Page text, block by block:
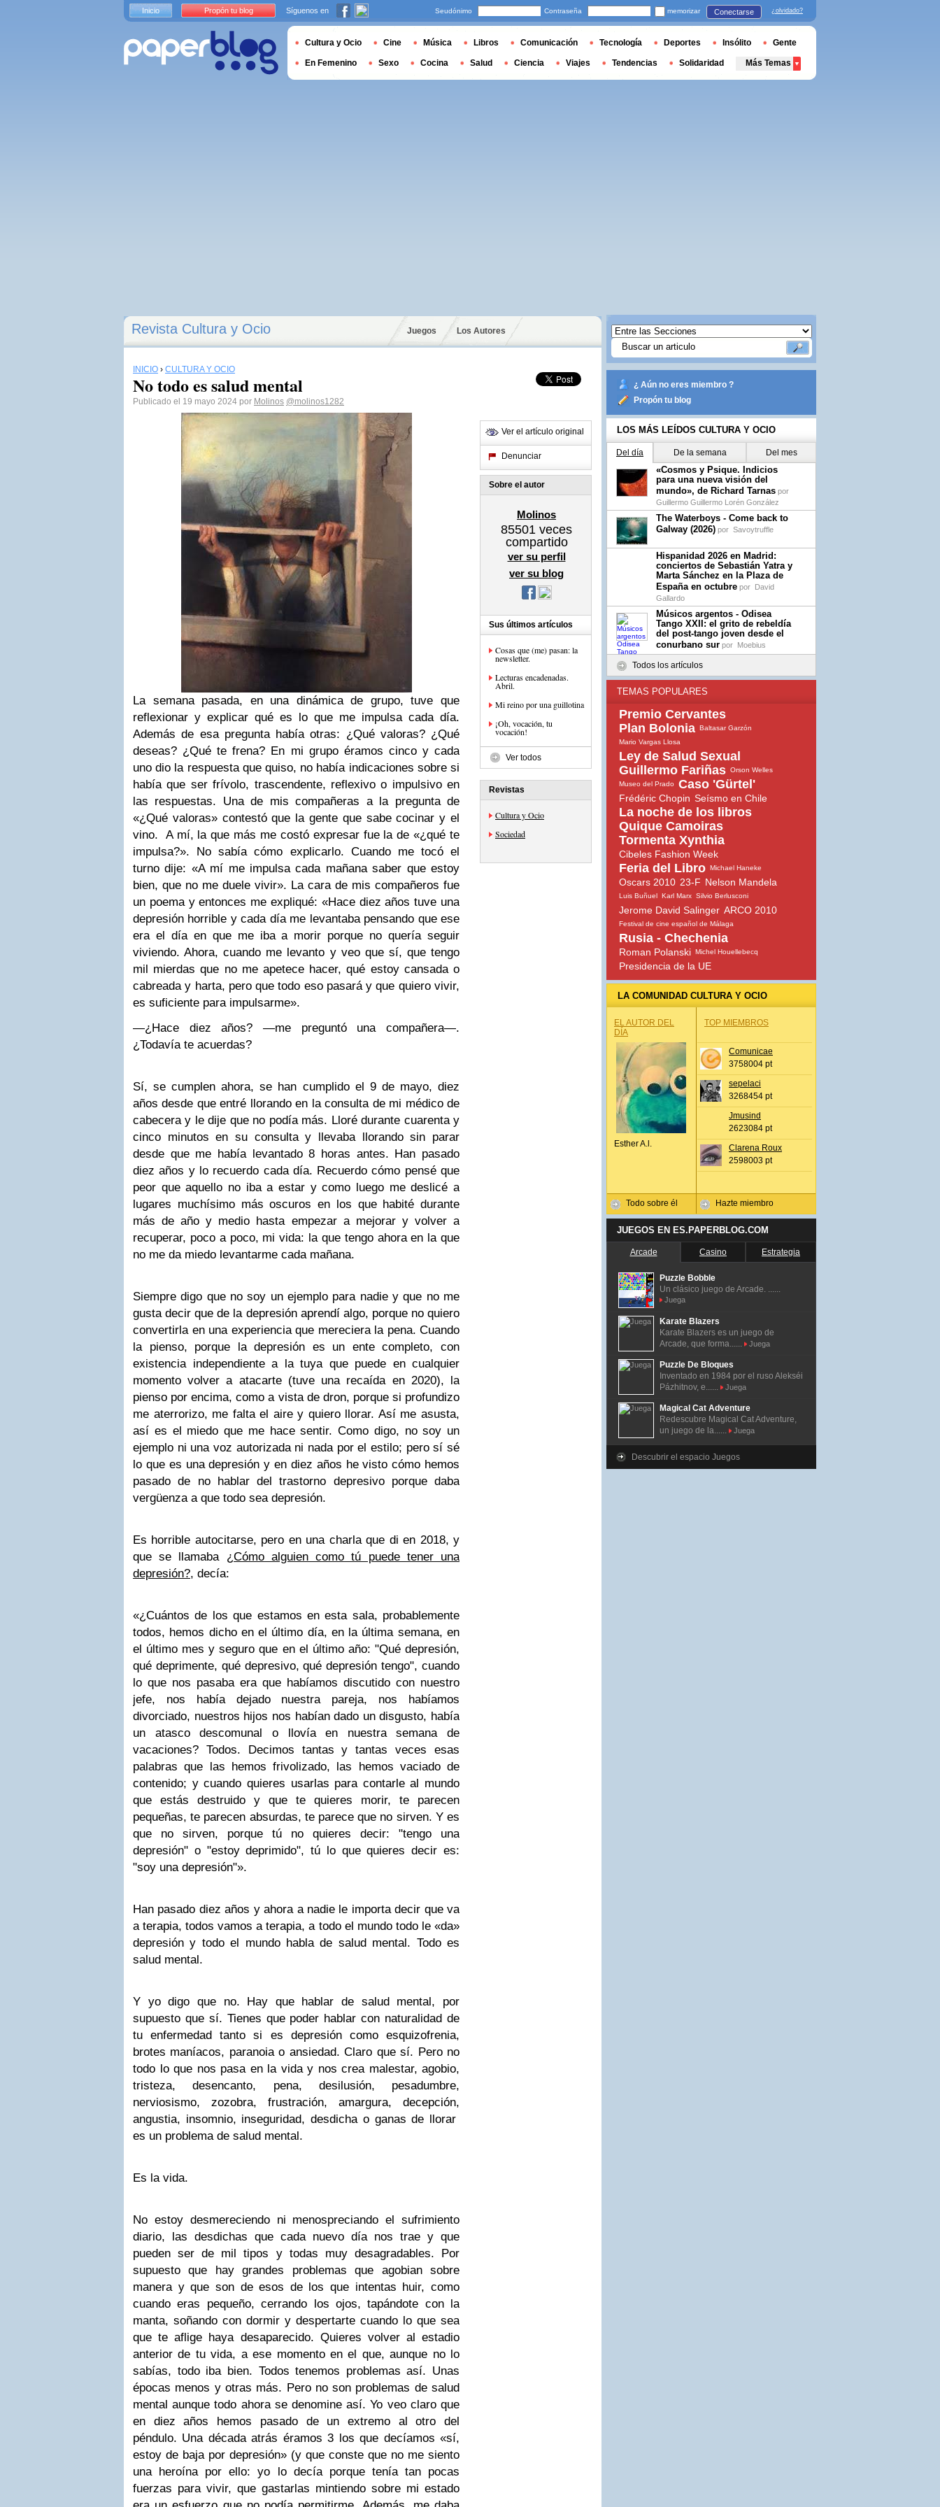
Revista Cultura y Ocio Juegos Los Autores
INICIO › CULTURA Y OCIO
No todo es salud mental
Publicado el 19 mayo 2024 por Molinos @molinos1282
La semana pasada, en una dinámica de grupo, tuve que
reflexionar y explicar qué es lo que me impulsa cada día.
Además de esa pregunta había otras: ¿Qué valoras? ¿Qué
deseas? ¿Qué te frena? En mi grupo éramos cinco y cada
uno dio la respuesta que quiso, no había indicaciones sobre si
había que ser frívolo, trascendente, reflexivo o impulsivo en
las respuestas. Una de mis compañeras a la pregunta de
«¿Qué valoras» contestó que la gente que sabe cocinar y el
vino. A mí, la que más me costó expresar fue la de «¿qué te
impulsa?». No sabía cómo explicarlo. Cuando me tocó el
turno dije: «A mí me impulsa cada mañana saber que estoy
bien, que no me duele vivir». La cara de mis compañeros fue
un poema y entonces me expliqué: «Hace diez años tuve una
depresión horrible y cada día me levantaba pensando que ese
era el día en que me iba a morir porque no quería seguir
viviendo. Ahora, cuando me levanto y veo que sí, que tengo
mil mierdas que no me apetece hacer, qué estoy cansada o
cabreada y harta, pero que todo eso pasará y que quiero vivir,
es suficiente para impulsarme».
—¿Hace diez años? —me preguntó una compañera—.
¿Todavía te acuerdas?
Sí, se cumplen ahora, se han cumplido el 9 de mayo, diez
años desde que entré llorando en la consulta de mi médico de
cabecera y le dije que no podía más. Lloré durante cuarenta y
cinco minutos en su consulta y llevaba llorando sin parar
desde que me había levantado 8 horas antes. Han pasado
diez años y lo recuerdo cada día. Recuerdo cómo pensé que
peor que aquello no iba a estar y como luego me deslicé a
lugares muchísimo más oscuros en los que habité durante
más de año y medio hasta empezar a mejorar y volver a
recuperar, poco a poco, mi vida: la que tengo ahora en la que
no me da miedo levantarme cada mañana.
Siempre digo que no soy un ejemplo para nadie y que no me
gusta decir que de la depresión aprendí algo, porque no quiero
convertirla en una experiencia que mereciera la pena. Cuando
la pienso, porque la depresión es un ente completo, con
existencia independiente a la tuya que puede en cualquier
momento volver a atacarte (tuve una recaída en 2020), la
pienso por encima, como a vista de dron, porque si profundizo
me aterrorizo, me falta el aire y quiero llorar. Así me asusta,
así es el miedo que me hace sentir. Como digo, no soy un
ejemplo ni una voz autorizada ni nada por el estilo; pero sí sé
lo que es una depresión y en diez años he visto cómo hemos
pasado de no hablar del trastorno depresivo porque daba
vergüenza a que todo sea depresión.
Es horrible autocitarse, pero en una charla que di en 2018, y
que se llamaba ¿Cómo alguien como tú puede tener una
depresión?, decía:
«¿Cuántos de los que estamos en esta sala, probablemente
todos, hemos dicho en el último día, en la última semana, en
el último mes y seguro que en el último año: "Qué depresión,
qué deprimente, qué depresivo, qué depresión tengo", cuando
lo que nos pasaba era que habíamos discutido con nuestro
jefe, nos había dejado nuestra pareja, nos habíamos
divorciado, nuestros hijos nos habían dado un disgusto, había
un atasco descomunal o llovía en nuestra semana de
vacaciones? Todos. Decimos tantas y tantas veces esas
palabras que las hemos frivolizado, las hemos vaciado de
contenido; y cuando quieres usarlas para contarle al mundo
que estás destruido y que te quieres morir, te parecen
pequeñas, te parecen absurdas, te parece que no sirven. Y es
que no sirven, porque tú no quieres decir: "tengo una
depresión" o "estoy deprimido", tú lo que quieres decir es:
"soy una depresión"».
Han pasado diez años y ahora a nadie le importa decir que va
a terapia, todos vamos a terapia, a todo el mundo todo le «da»
depresión y todo el mundo habla de salud mental. Todo es
salud mental.
Y yo digo que no. Hay que hablar de salud mental, por
supuesto que sí. Tienes que poder hablar con naturalidad de
tu enfermedad tanto si es depresión como esquizofrenia,
brotes maníacos, paranoia o ansiedad. Claro que sí. Pero no
todo lo que nos pasa en la vida y nos crea malestar, agobio,
tristeza, desencanto, pena, desilusión, pesadumbre,
nerviosismo, zozobra, frustración, amargura, decepción,
angustia, insomnio, inseguridad, desdicha o ganas de llorar
es un problema de salud mental.
Es la vida.
No estoy desmereciendo ni menospreciando el sufrimiento
diario, las desdichas que cada nuevo día nos trae y que
pueden ser de mil tipos y todas muy desagradables. Por
supuesto que hay grandes problemas que agobian sobre
manera y que son de esos de los que intentas huir, como
cuando eras pequeño, cerrando los ojos, tapándote con la
manta, soñando con dormir y despertarte cuando lo que sea
que te aflige haya desaparecido. Quieres volver al estadio
anterior de tu vida, a ese momento en el que, aunque no lo
sabías, todo iba bien. Todos tenemos problemas así. Unas
épocas menos y otras más. Pero no son problemas de salud
mental aunque todo ahora se denomine así. Yo veo claro que
en diez años hemos pasado de un extremo al otro del
péndulo. Una década atrás éramos 3 los que decíamos «sí,
estoy de baja por depresión» (y que conste que no me siento
una heroína por ello: yo lo decía porque tenía tan pocas
fuerzas para vivir, que gastarlas mintiendo sobre mi estado
Ver el artículo original
Denunciar
Sobre el autor
Molinos
85501 veces
compartido
ver su perfil
ver su blog
Sus últimos artículos
Cosas que (me) pasan: la
newsletter.
Lecturas encadenadas.
Abril.
Mi reino por una guillotina
¡Oh, vocación, tu
vocación!
Ver todos
Revistas
Cultura y Ocio
Sociedad
¿ Aún no eres miembro ?
Propón tu blog
LOS MÁS LEÍDOS CULTURA Y OCIO
Del día De la semana Del mes
«Cosmos y Psique. Indicios
para una nueva visión del
mundo», de Richard Tarnas por
Guillermo Guillermo Lorén González
The Waterboys - Come back to
Galway (2026) por Savoytruffle
Hispanidad 2026 en Madrid:
conciertos de Sebastián Yatra y
Marta Sánchez en la Plaza de
España en octubre por David
Gallardo
Músicos argentos - Odisea
Tango XXII: el grito de rebeldía
del post-tango joven desde el
conurbano sur por Moebius
Todos los artículos
TEMAS POPULARES
Premio Cervantes
Plan Bolonia Baltasar Garzón
Mario Vargas Llosa
Ley de Salud Sexual
Guillermo Fariñas Orson Welles
Museo del Prado
Caso 'Gürtel'
Frédéric Chopin Seísmo en Chile
La noche de los libros
Quique Camoiras
Tormenta Xynthia
Cibeles Fashion Week
Feria del Libro Michael Haneke
Oscars 2010 23-F Nelson Mandela
Luis Buñuel Karl Marx Silvio Berlusconi
Jerome David Salinger ARCO 2010
Festival de cine español de Málaga
Rusia - Chechenia
Roman Polanski Michel Houellebecq
Presidencia de la UE
LA COMUNIDAD CULTURA Y OCIO
EL AUTOR DEL
DÍA
Esther A.l.
Todo sobre él
TOP MIEMBROS
Comunicae
3758004 pt
sepelaci
3268454 pt
Jmusind
2623084 pt
Clarena Roux
2598003 pt
Hazte miembro
JUEGOS EN ES.PAPERBLOG.COM
Arcade Casino Estrategia
Puzzle Bobble
Un clásico juego de Arcade. ......
Juega
Karate Blazers
Karate Blazers es un juego de
Arcade, que forma......
Juega
Puzzle De Bloques
Inventado en 1984 por el ruso Alekséi
Pázhitnov, e......
Juega
Magical Cat Adventure
Redescubre Magical Cat Adventure,
un juego de la......
Juega
Descubrir el espacio Juegos
Inicio Propón tu blog Síguenos en Seudónimo Contraseña memorizar Conectarse ¿olvidado?
Cultura y Ocio Cine Música Libros Comunicación Tecnología Deportes Insólito Gente
En Femenino Sexo Cocina Salud Ciencia Viajes Tendencias Solidaridad Más Temas